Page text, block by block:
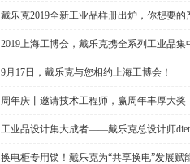
戴乐克2019全新工业品样册出炉，你想要的
2019上海工博会，戴乐克携全系列工业品集
9月17日，戴乐克与您相约上海工博会！
周年庆丨邀请技术工程师，赢周年丰厚大奖
工业品设计集大成者——戴乐克总设计师
换电柜专用锁！戴乐克为“共享换电”发展赋